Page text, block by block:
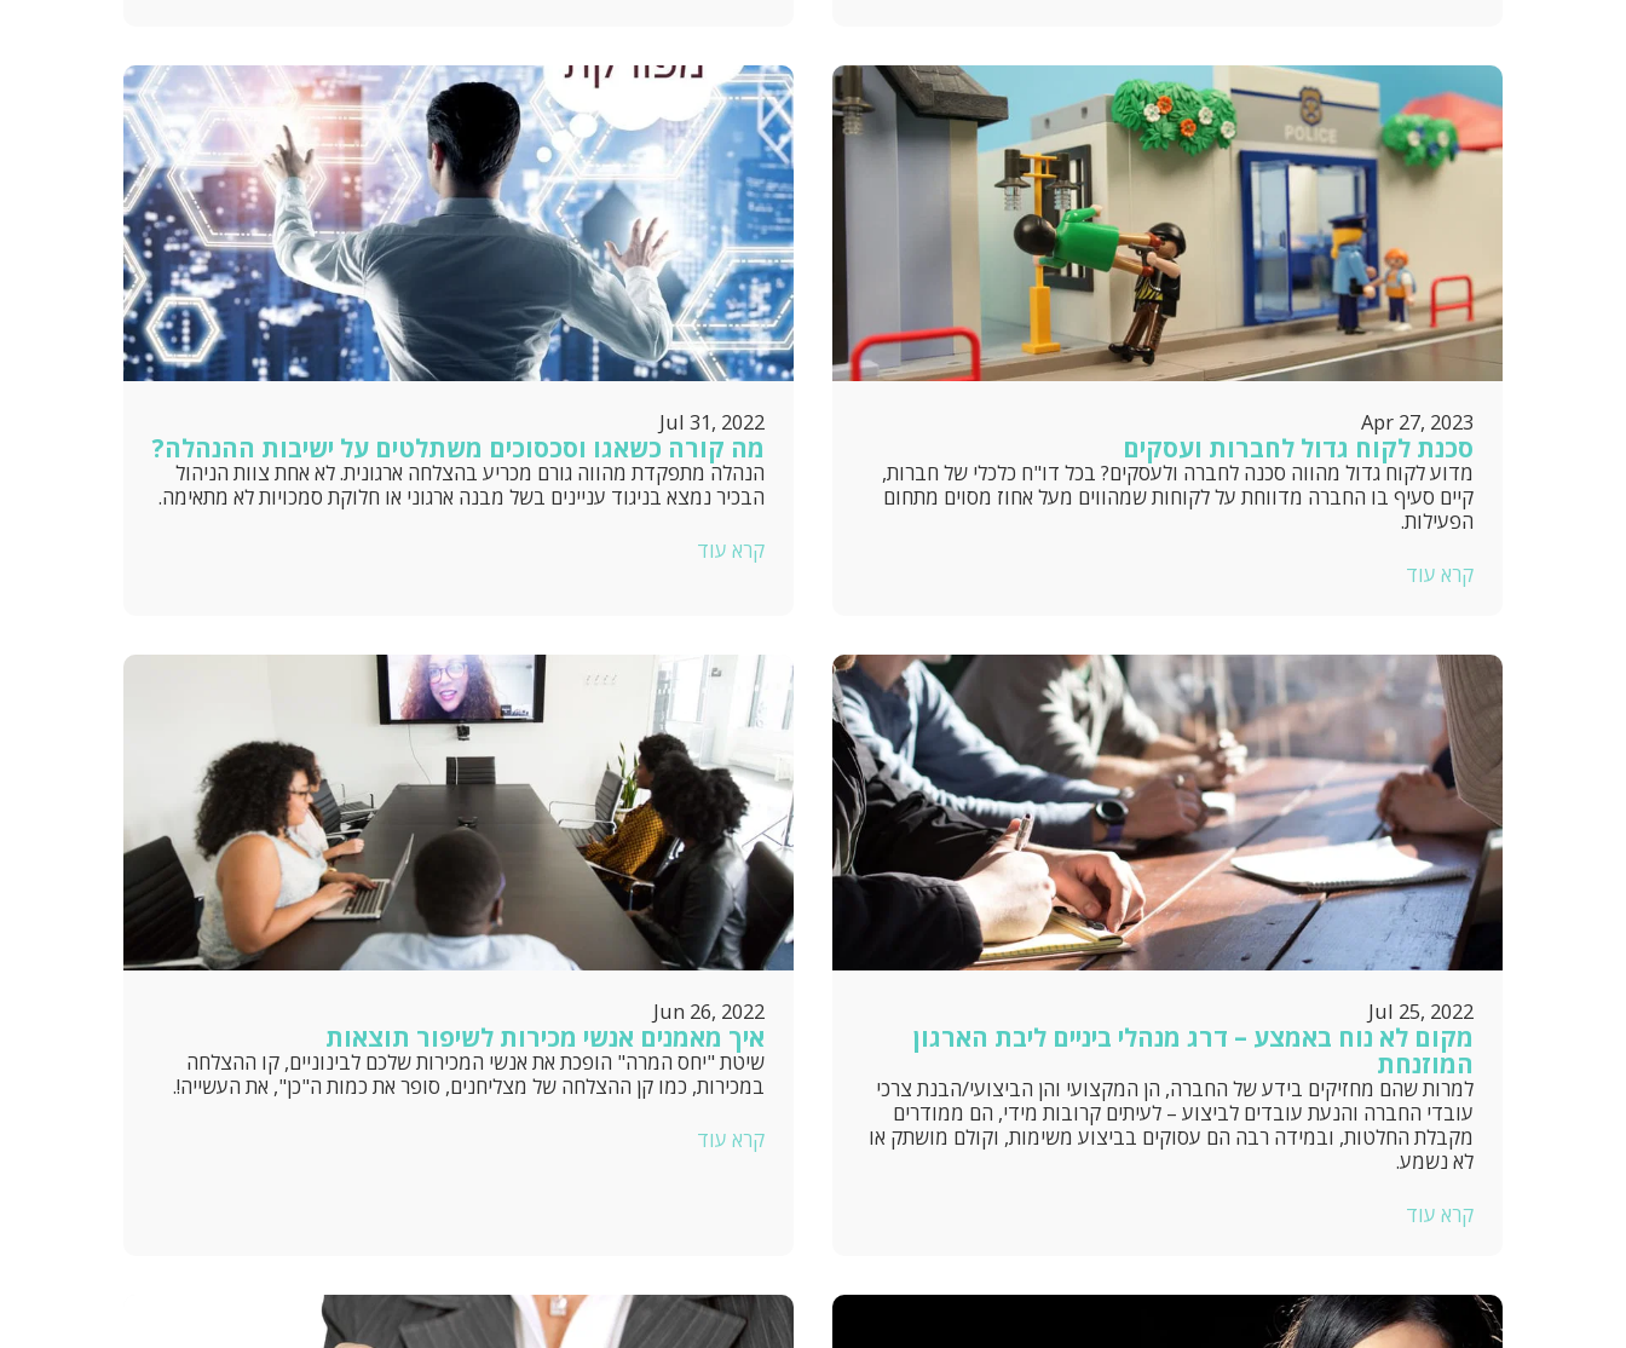
Apr 27, 2023
סכנת לקוח גדול לחברות ועסקים
מדוע לקוח גדול מהווה סכנה לחברה ולעסקים? בכל דו"ח כלכלי של חברות,
קיים סעיף בו החברה מדווחת על לקוחות שמהווים מעל אחוז מסוים מתחום
הפעילות.
קרא עוד
Jul 31, 2022
מה קורה כשאגו וסכסוכים משתלטים על ישיבות ההנהלה?
הנהלה מתפקדת מהווה גורם מכריע בהצלחה ארגונית. לא אחת צוות הניהול
הבכיר נמצא בניגוד עניינים בשל מבנה ארגוני או חלוקת סמכויות לא מתאימה.
קרא עוד
Jul 25, 2022
מקום לא נוח באמצע – דרג מנהלי ביניים ליבת הארגון
המוזנחת
למרות שהם מחזיקים בידע של החברה, הן המקצועי והן הביצועי/הבנת צרכי
עובדי החברה והנעת עובדים לביצוע – לעיתים קרובות מידי, הם ממודרים
מקבלת החלטות, ובמידה רבה הם עסוקים בביצוע משימות, וקולם מושתק או
לא נשמע.
קרא עוד
Jun 26, 2022
איך מאמנים אנשי מכירות לשיפור תוצאות
שיטת "יחס המרה" הופכת את אנשי המכירות שלכם לבינוניים, קו ההצלחה
במכירות, כמו קן ההצלחה של מצליחנים, סופר את כמות ה"כן", את העשייה!.
קרא עוד